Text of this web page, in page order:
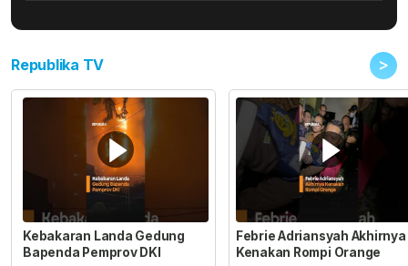
Republika TV >
Kebakaran Landa Gedung
Bapenda Pemprov DKI
Febrie Adriansyah Akhirnya
Kenakan Rompi Orange